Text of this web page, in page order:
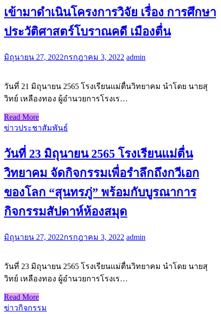
เข้ามาดำเนินโครงการวิจัย เรื่อง การศึกษา
ประวัติศาสตร์โบราณคดี เมืองตื่น
มิถุนายน 27, 2022กรกฎาคม 3, 2022 admin
วันที่ 21 มิถุนายน 2565 โรงเรียนแม่ตื่นวิทยาคม นำโดย นายสุ
วิทย์ เหลืองทอง ผู้อำนวยการโรงเร…
Read More
ข่าวประชาสัมพันธ์
วันที่ 23 มิถุนายน 2565 โรงเรียนแม่ตื่น
วิทยาคม จัดกิจกรรมเพื่อรำลึกถึงกวีเอก
ของโลก “สุนทรภู่” พร้อมกับบูรณาการ
กิจกรรมสัปดาห์ห้องสมุด
มิถุนายน 27, 2022กรกฎาคม 3, 2022 admin
วันที่ 23 มิถุนายน 2565 โรงเรียนแม่ตื่นวิทยาคม นำโดย นายสุ
วิทย์ เหลืองทอง ผู้อำนวยการโรงเร…
Read More
ข่าวกิจกรรม